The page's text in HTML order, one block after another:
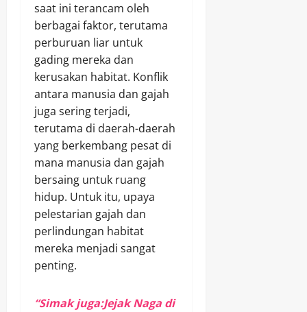
saat ini terancam oleh
berbagai faktor, terutama
perburuan liar untuk
gading mereka dan
kerusakan habitat. Konflik
antara manusia dan gajah
juga sering terjadi,
terutama di daerah-daerah
yang berkembang pesat di
mana manusia dan gajah
bersaing untuk ruang
hidup. Untuk itu, upaya
pelestarian gajah dan
perlindungan habitat
mereka menjadi sangat
penting.
“Simak juga:Jejak Naga di